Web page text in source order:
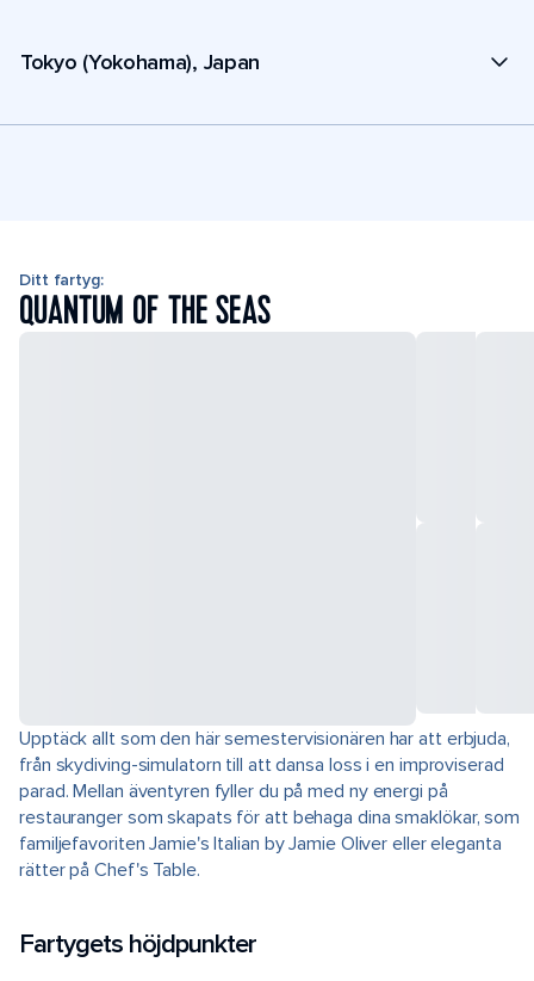
Tokyo (Yokohama), Japan
Ditt fartyg:
QUANTUM OF THE SEAS
Upptäck allt som den här semestervisionären har att erbjuda,
från skydiving-simulatorn till att dansa loss i en improviserad
parad. Mellan äventyren fyller du på med ny energi på
restauranger som skapats för att behaga dina smaklökar, som
familjefavoriten Jamie's Italian by Jamie Oliver eller eleganta
rätter på Chef's Table.
Fartygets höjdpunkter